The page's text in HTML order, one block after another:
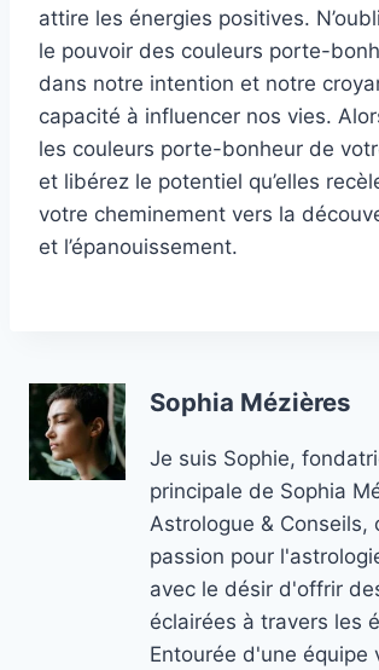
attire les énergies positives.
le pouvoir des couleurs porte-
dans notre intention et notre
capacité à influencer nos vies.
les couleurs porte-bonheur de
et libérez le potentiel qu’elles
votre cheminement vers la
et l’épanouissement.
Sophia Mézières
Je suis Sophie,
principale de Sophia
Astrologue & Conseils,
passion pour
avec le désir d'offrir
éclairées à travers les
Entourée d'une équipe